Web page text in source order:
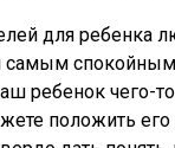
для ребенка
самым
ребенок чего-
положить